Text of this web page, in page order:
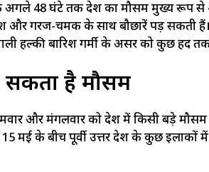
48 घंटे तक प्रदेश का मौसम मुख्य रूप से
और गरज-चमक के साथ बौछारें पड़ सकती
हल्की बारिश गर्मी के असर को कुछ हद
है मौसम
और मंगलवार को प्रदेश में किसी बड़े मौसम
15 मई के बीच पूर्वी उत्तर प्रदेश के कुछ